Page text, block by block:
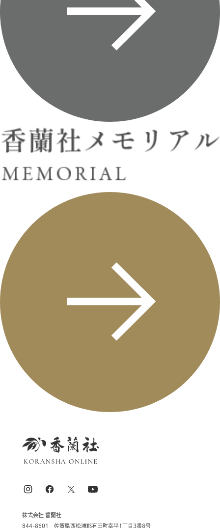
株式会社 香蘭社
844-8601 佐賀県西松浦郡有田町幸平1丁目3番8号